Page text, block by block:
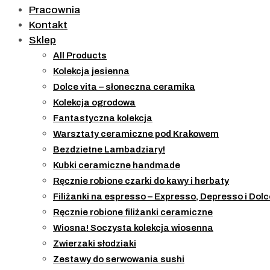
Pracownia
Kontakt
Sklep
All Products
Kolekcja jesienna
Dolce vita – słoneczna ceramika
Kolekcja ogrodowa
Fantastyczna kolekcja
Warsztaty ceramiczne pod Krakowem
Bezdzietne Lambadziary!
Kubki ceramiczne handmade
Ręcznie robione czarki do kawy i herbaty
Filiżanki na espresso – Expresso, Depresso i
Ręcznie robione filiżanki ceramiczne
Wiosna! Soczysta kolekcja wiosenna
Zwierzaki słodziaki
Zestawy do serwowania sushi